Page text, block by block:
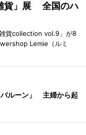
貨」展 全国のハ
貨collection vol.9」が8
Lemie（ルミ
ルーン」 主婦から起